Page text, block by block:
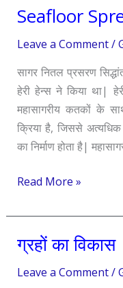
Seafloor
Leave a Comment/
सागर नितल प्रसरण
हेरी हेन्स ने किया था|
महासागरीय कतकों के
क्रिया है, जिससे अत्यधिक
का निर्माण होता है|
Seafloor
Theory
Read More »
ग्रहों का विकास
Leave a Comment/
ग्रहों
विकास